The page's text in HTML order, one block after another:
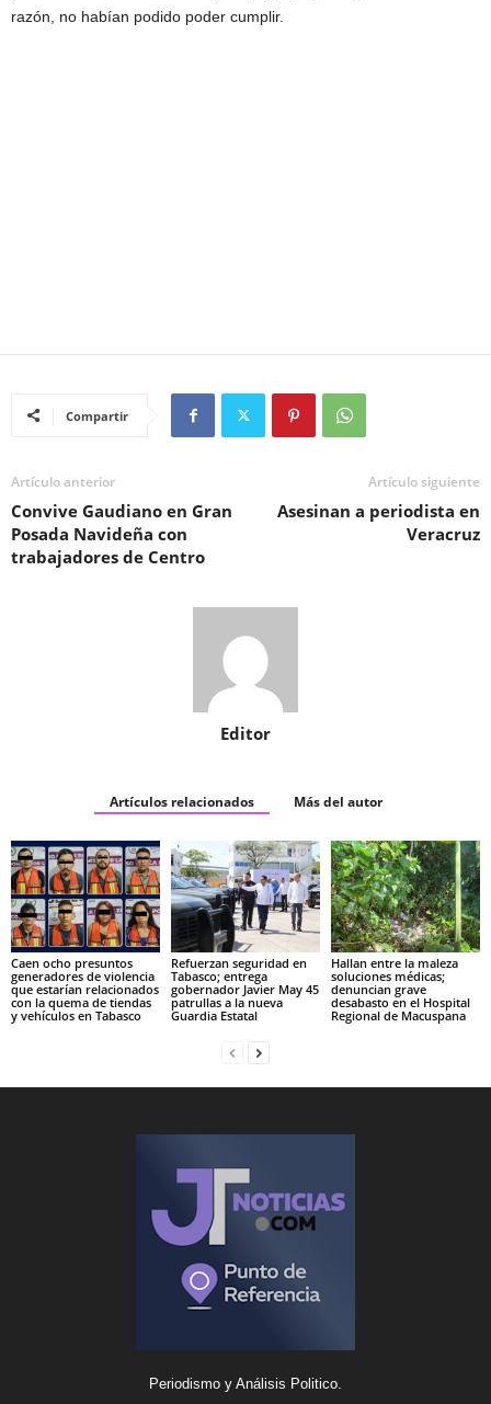
razón, no habían podido poder cumplir.
Compartir
Artículo anterior
Convive Gaudiano en Gran
Posada Navideña con
trabajadores de Centro
Artículo siguiente
Asesinan a periodista en
Veracruz
Editor
Artículos relacionados Más del autor
Caen ocho presuntos
generadores de violencia
que estarían relacionados
con la quema de tiendas
y vehículos en Tabasco
Refuerzan seguridad en
Tabasco; entrega
gobernador Javier May 45
patrullas a la nueva
Guardia Estatal
Hallan entre la maleza
soluciones médicas;
denuncian grave
desabasto en el Hospital
Regional de Macuspana
Periodismo y Análisis Politico.